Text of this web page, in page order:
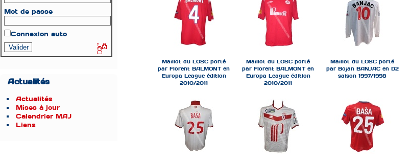
Mot de passe
Connexion auto
Actualités
Actualités
Mises à jour
Calendrier MAJ
Liens
Maillot du LOSC porté
par Florent BALMONT en
Europa League édition
2010/2011
Maillot du LOSC porté
par Florent BALMONT en
Europa League édition
2010/2011
Maillot du LOSC porté
par Bojan BANJAC en D2
saison 1997/1998